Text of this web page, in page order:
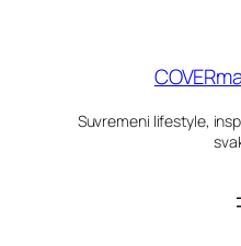
Suvremeni lifestyle,